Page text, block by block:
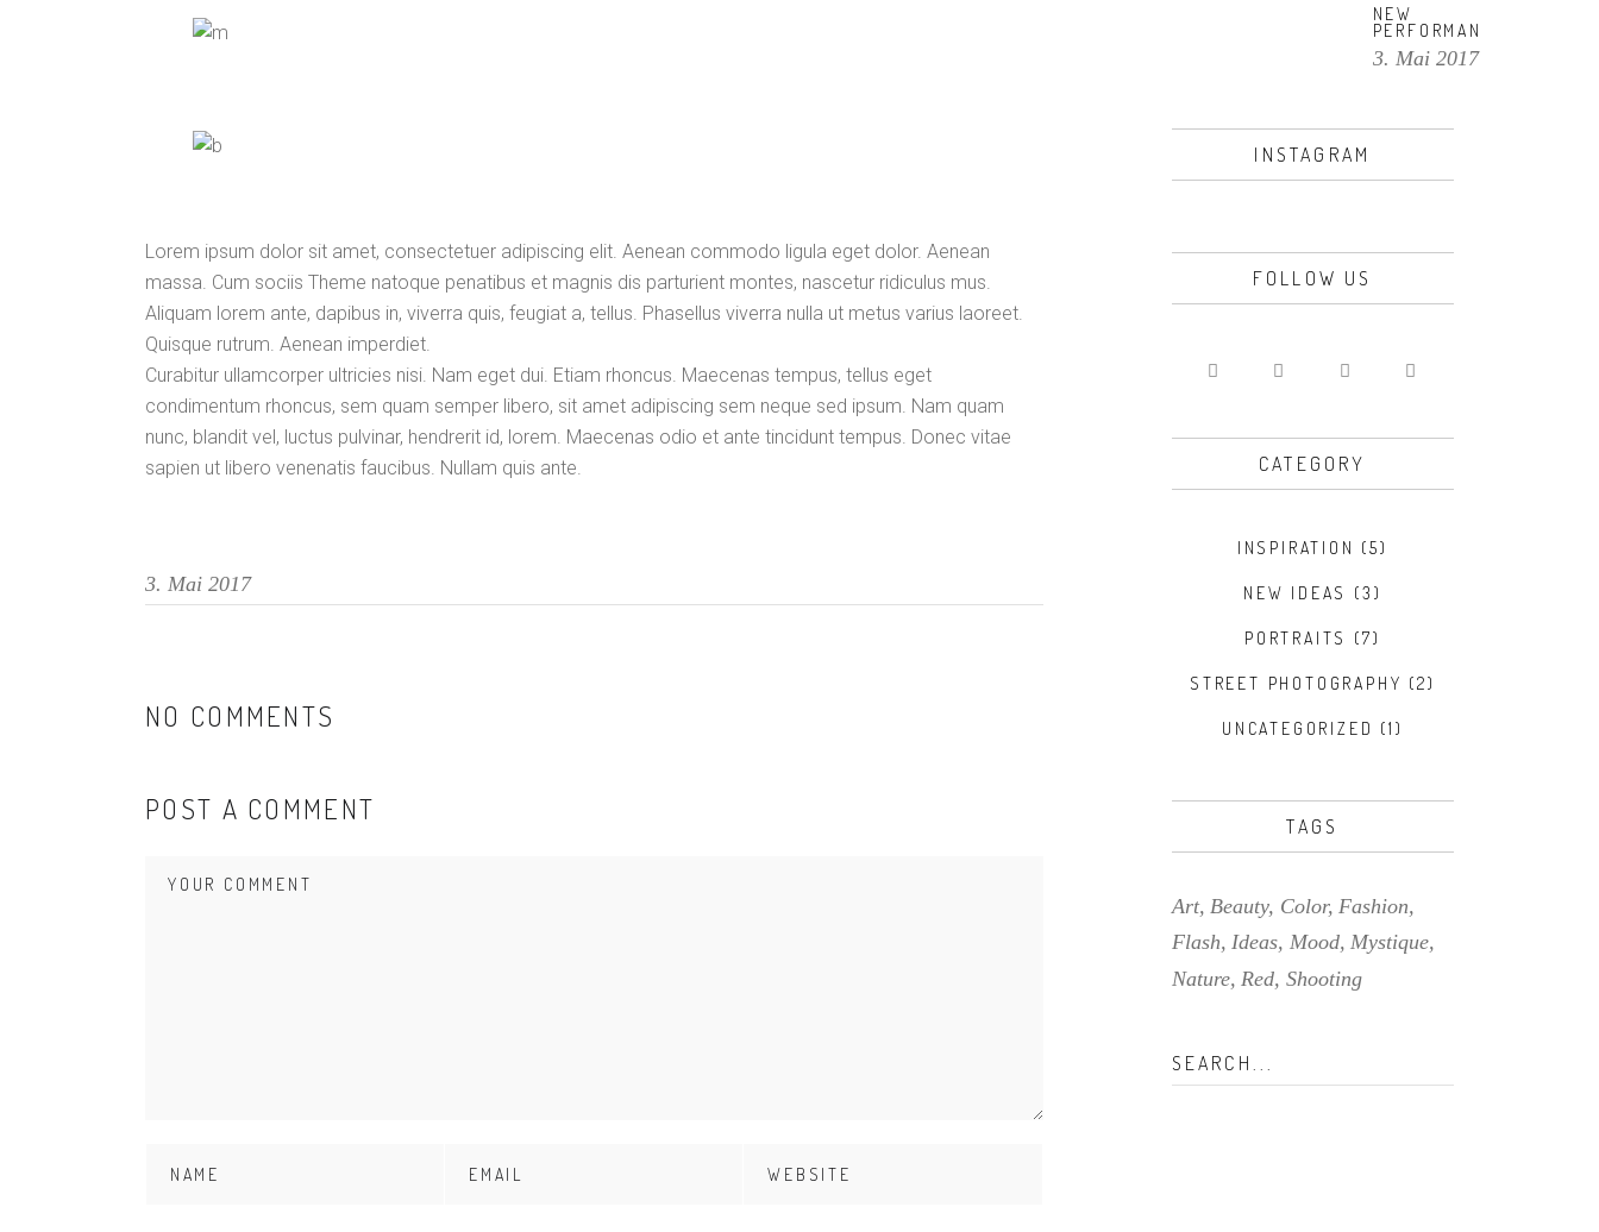
Lorem ipsum dolor sit amet, consectetuer adipiscing elit. Aenean commodo ligula eget dolor. Aenean
massa. Cum sociis Theme natoque penatibus et magnis dis parturient montes, nascetur ridiculus mus.
Aliquam lorem ante, dapibus in, viverra quis, feugiat a, tellus. Phasellus viverra nulla ut metus varius laoreet.
Quisque rutrum. Aenean imperdiet.
Curabitur ullamcorper ultricies nisi. Nam eget dui. Etiam rhoncus. Maecenas tempus, tellus eget
condimentum rhoncus, sem quam semper libero, sit amet adipiscing sem neque sed ipsum. Nam quam
nunc, blandit vel, luctus pulvinar, hendrerit id, lorem. Maecenas odio et ante tincidunt tempus. Donec vitae
sapien ut libero venenatis faucibus. Nullam quis ante.
3. Mai 2017
NO COMMENTS
POST A COMMENT
NEW
PERFORMANCE
3. Mai 2017
INSTAGRAM
FOLLOW US
CATEGORY
INSPIRATION (5)
NEW IDEAS (3)
PORTRAITS (7)
STREET PHOTOGRAPHY (2)
UNCATEGORIZED (1)
TAGS
Art Beauty Color Fashion
Flash Ideas Mood Mystique
Nature Red Shooting
Search
for: